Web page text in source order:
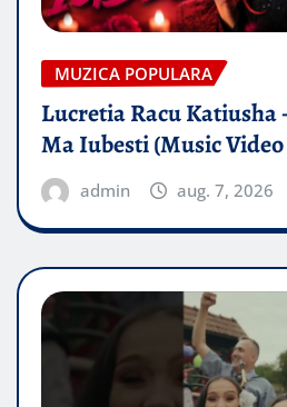
MUZICA POPULARA
Lucretia Racu Katiusha
Ma Iubesti (Music
admin aug. 7, 2026